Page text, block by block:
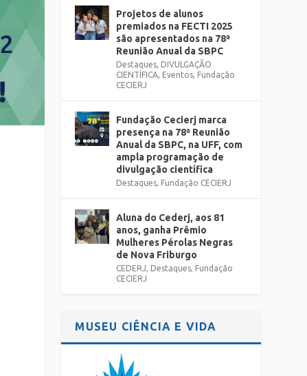
Projetos de alunos
premiados na FECTI 2025
são apresentados na 78ª
Reunião Anual da SBPC
Destaques, DIVULGAÇÃO
CIENTÍFICA, Eventos, Fundação
CECIERJ
Fundação Cecierj marca
presença na 78ª Reunião
Anual da SBPC, na UFF, com
ampla programação de
divulgação científica
Destaques, Fundação CECIERJ
Aluna do Cederj, aos 81
anos, ganha Prêmio
Mulheres Pérolas Negras
de Nova Friburgo
CEDERJ, Destaques, Fundação
CECIERJ
MUSEU CIÊNCIA E VIDA